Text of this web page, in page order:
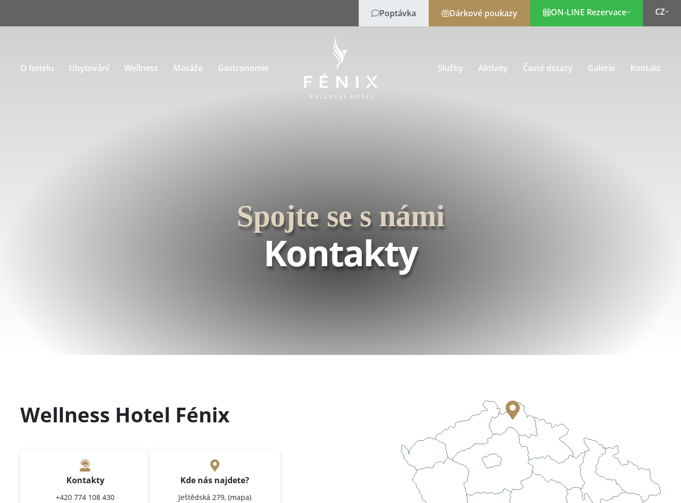
Poptávka Dárkové poukazy ON-LINE Rezervace CZ
O hotelu Ubytování Wellness Masáže Gastronomie Služby Aktivity Časté dotazy Galerie Kontakt
Spojte se s námi
Kontakty
Wellness Hotel Fénix
Kontakty
+420 774 108 430
Kde nás najdete?
Ještědská 279,(mapa)